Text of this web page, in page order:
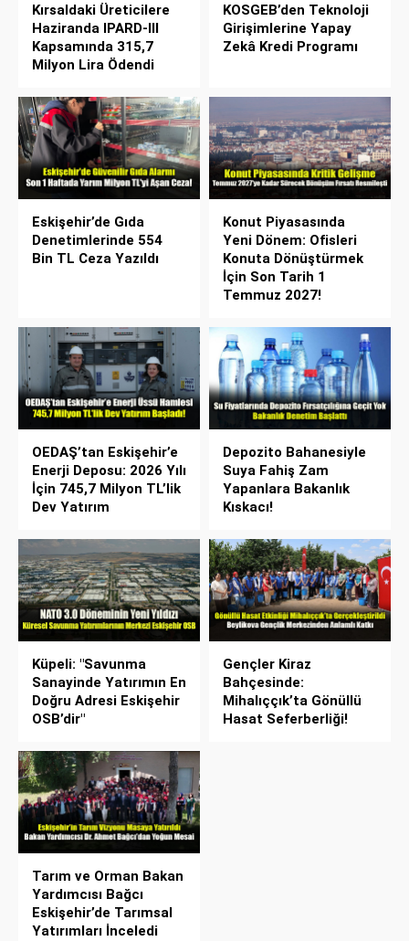
Kırsaldaki Üreticilere
Haziranda IPARD-III
Kapsamında 315,7
Milyon Lira Ödendi
KOSGEB’den Teknoloji
Girişimlerine Yapay
Zekâ Kredi Programı
Eskişehir’de Gıda
Denetimlerinde 554
Bin TL Ceza Yazıldı
Konut Piyasasında
Yeni Dönem: Ofisleri
Konuta Dönüştürmek
İçin Son Tarih 1
Temmuz 2027!
OEDAŞ’tan Eskişehir’e
Enerji Deposu: 2026 Yılı
İçin 745,7 Milyon TL’lik
Dev Yatırım
Depozito Bahanesiyle
Suya Fahiş Zam
Yapanlara Bakanlık
Kıskacı!
Küpeli: "Savunma
Sanayinde Yatırımın En
Doğru Adresi Eskişehir
OSB’dir"
Gençler Kiraz
Bahçesinde:
Mihalıççık’ta Gönüllü
Hasat Seferberliği!
Tarım ve Orman Bakan
Yardımcısı Bağcı
Eskişehir’de Tarımsal
Yatırımları İnceledi